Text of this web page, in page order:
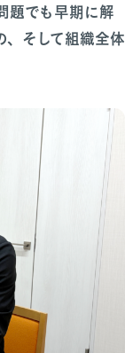
題でも早期に解
、そして組織全体